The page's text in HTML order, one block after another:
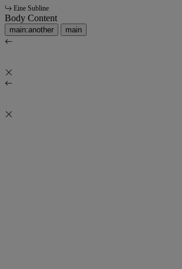
Eine Subline
Body Content
main:another main